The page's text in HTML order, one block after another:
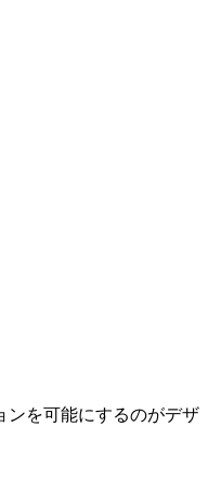
ンを可能にするのがデザ